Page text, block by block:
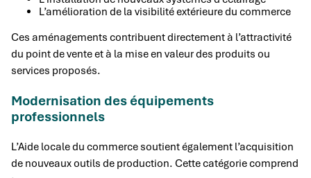
L’amélioration de la visibilité extérieure du commerce
Ces aménagements contribuent directement à l’attractivité
du point de vente et à la mise en valeur des produits ou
services proposés.
Modernisation des équipements
professionnels
L’Aide locale du commerce soutient également l’acquisition
de nouveaux outils de production. Cette catégorie comprend